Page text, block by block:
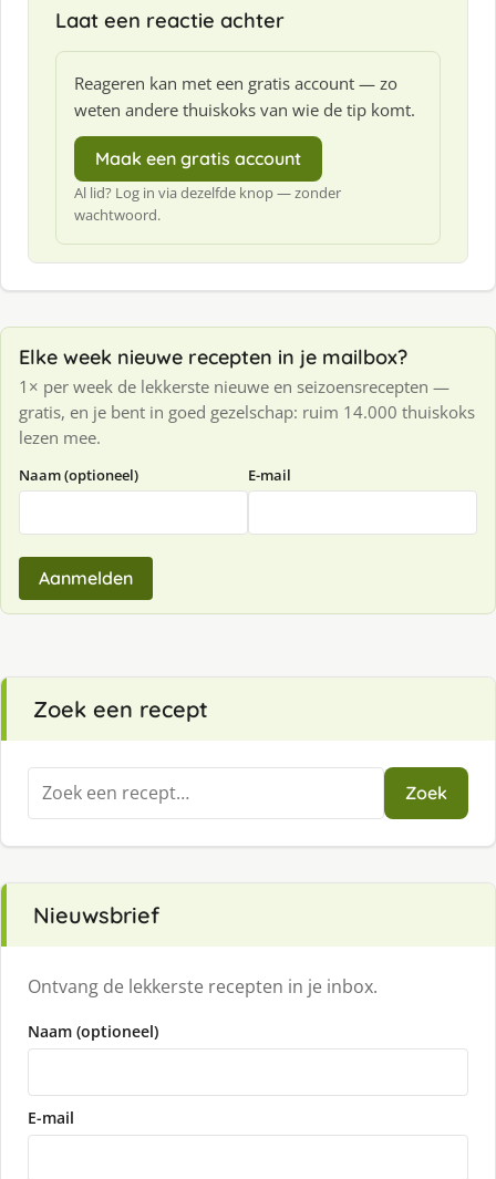
Laat een reactie achter
Reageren kan met een gratis account — zo
weten andere thuiskoks van wie de tip komt.
Maak een gratis account
Al lid? Log in via dezelfde knop — zonder
wachtwoord.
Elke week nieuwe recepten in je mailbox?
1× per week de lekkerste nieuwe en seizoensrecepten —
gratis, en je bent in goed gezelschap: ruim 14.000 thuiskoks
lezen mee.
Naam (optioneel) E-mail
Aanmelden
Zoek een recept
Zoeken
naar:
Zoek
Nieuwsbrief
Ontvang de lekkerste recepten in je inbox.
Naam (optioneel)
E-mail